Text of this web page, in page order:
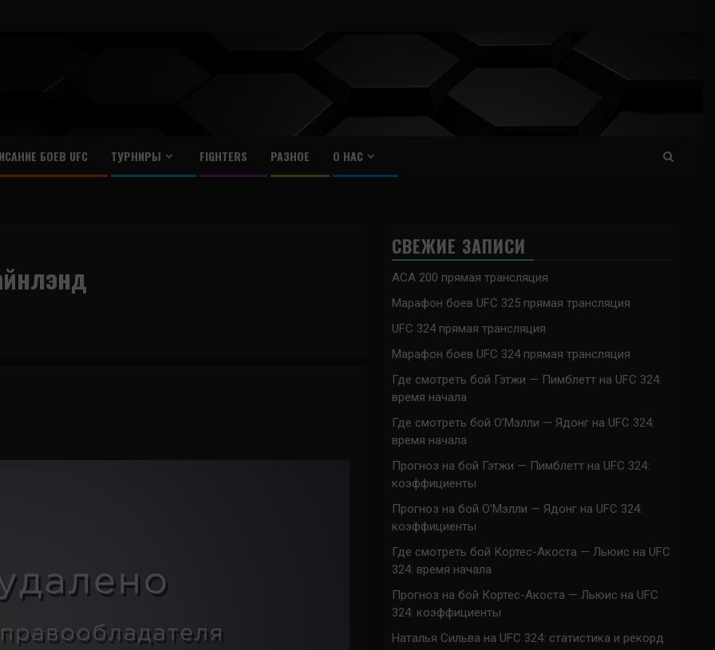
БОЕВ UFC ТУРНИРЫ FIGHTERS РАЗНОЕ О НАС
СВЕЖИЕ ЗАПИСИ
ACA 200 прямая трансляция
Марафон боев UFC 325 прямая трансляция
UFC 324 прямая трансляция
Марафон боев UFC 324 прямая трансляция
Где смотреть бой Гэтжи — Пимблетт на UFC 324:
время начала
Где смотреть бой О’Мэлли — Ядонг на UFC 324:
время начала
Прогноз на бой Гэтжи — Пимблетт на UFC 324:
коэффициенты
Прогноз на бой О’Мэлли — Ядонг на UFC 324:
коэффициенты
Где смотреть бой Кортес-Акоста — Льюис на UFC
324: время начала
Прогноз на бой Кортес-Акоста — Льюис на UFC
324: коэффициенты
Наталья Сильва на UFC 324: статистика и рекорд